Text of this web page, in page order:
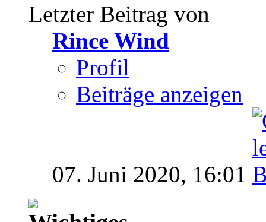
Letzter Beitrag von
Rince Wind
Profil
Beiträge anzeigen
07. Juni 2020, 16:01